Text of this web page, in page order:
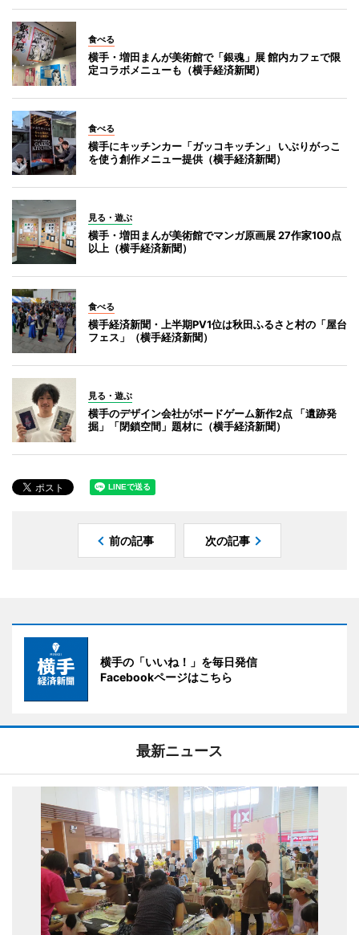
食べる
横手・増田まんが美術館で「銀魂」展 館内カフェで限
定コラボメニューも（横手経済新聞）
食べる
横手にキッチンカー「ガッコキッチン」 いぶりがっこ
を使う創作メニュー提供（横手経済新聞）
見る・遊ぶ
横手・増田まんが美術館でマンガ原画展 27作家100点
以上（横手経済新聞）
食べる
横手経済新聞・上半期PV1位は秋田ふるさと村の「屋台
フェス」（横手経済新聞）
見る・遊ぶ
横手のデザイン会社がボードゲーム新作2点 「遺跡発
掘」「閉鎖空間」題材に（横手経済新聞）
前の記事 次の記事
横手の「いいね！」を毎日発信
Facebookページはこちら
最新ニュース